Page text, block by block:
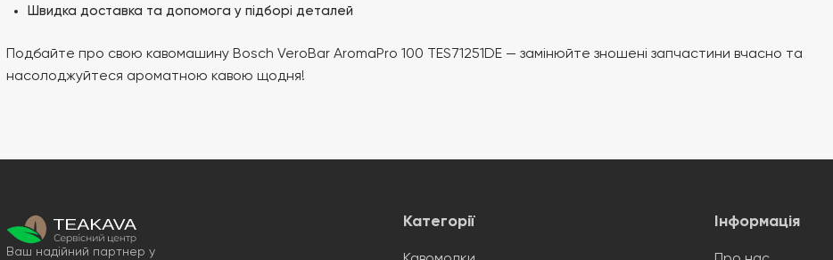
Швидка доставка та допомога у підборі деталей
Подбайте про свою кавомашину Bosch VeroBar AromaPro 100 TES71251DE — замінюйте зношені запчастини вчасно та
насолоджуйтеся ароматною кавою щодня!
Ваш надійний партнер у
Категорії Інформація